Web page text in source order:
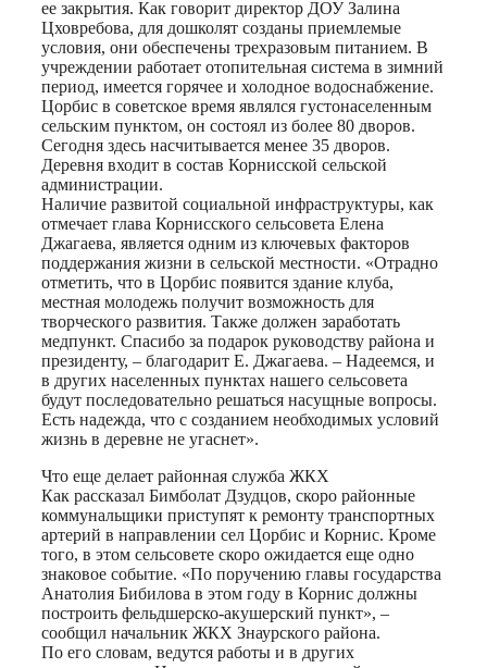
ее закрытия. Как говорит директор ДОУ Залина
Цховребова, для дошколят созданы приемлемые
условия, они обеспечены трехразовым питанием. В
учреждении работает отопительная система в зимний
период, имеется горячее и холодное водоснабжение.
Цорбис в советское время являлся густонаселенным
сельским пунктом, он состоял из более 80 дворов.
Сегодня здесь насчитывается менее 35 дворов.
Деревня входит в состав Корнисской сельской
администрации.
Наличие развитой социальной инфраструктуры, как
отмечает глава Корнисского сельсовета Елена
Джагаева, является одним из ключевых факторов
поддержания жизни в сельской местности. «Отрадно
отметить, что в Цорбис появится здание клуба,
местная молодежь получит возможность для
творческого развития. Также должен заработать
медпункт. Спасибо за подарок руководству района и
президенту, – благодарит Е. Джагаева. – Надеемся, и
в других населенных пунктах нашего сельсовета
будут последовательно решаться насущные вопросы.
Есть надежда, что с созданием необходимых условий
жизнь в деревне не угаснет».
Что еще делает районная служба ЖКХ
Как рассказал Бимболат Дзудцов, скоро районные
коммунальщики приступят к ремонту транспортных
артерий в направлении сел Цорбис и Корнис. Кроме
того, в этом сельсовете скоро ожидается еще одно
знаковое событие. «По поручению главы государства
Анатолия Бибилова в этом году в Корнис должны
построить фельдшерско-акушерский пункт», –
сообщил начальник ЖКХ Знаурского района.
По его словам, ведутся работы и в других